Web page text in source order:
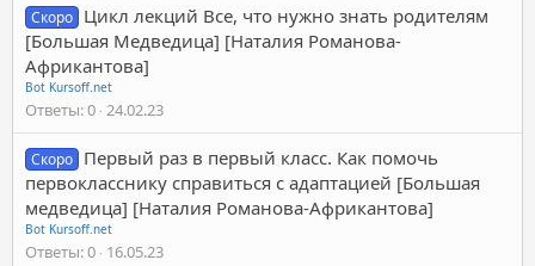
Скоро Цикл лекций Все, что нужно знать родителям
[Большая Медведица] [Наталия Романова-
Африкантова]
Bot Kursoff.net
Ответы 0 24.02.23
Скоро Первый раз в первый класс. Как помочь
первокласснику справиться с адаптацией [Большая
медведица] [Наталия Романова-Африкантова]
Bot Kursoff.net
Ответы 0 16.05.23